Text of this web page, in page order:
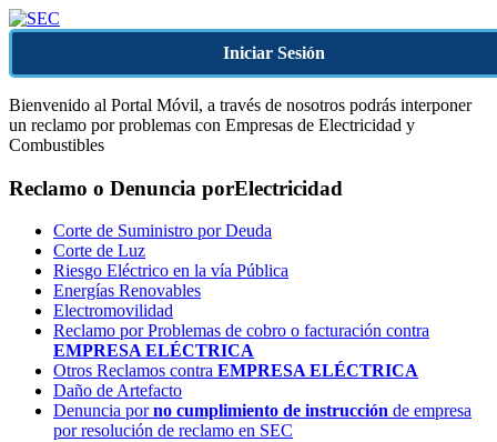
Iniciar Sesión
Bienvenido al Portal Móvil, a través de nosotros podrás interponer
un reclamo por problemas con Empresas de Electricidad y
Combustibles
Reclamo o Denuncia porElectricidad
Corte de Suministro por Deuda
Corte de Luz
Riesgo Eléctrico en la vía Pública
Energías Renovables
Electromovilidad
Reclamo por Problemas de cobro o facturación contra
EMPRESA ELÉCTRICA
Otros Reclamos contra EMPRESA ELÉCTRICA
Daño de Artefacto
Denuncia porno cumplimiento de instrucción de empresa
por resolución de reclamo en SEC